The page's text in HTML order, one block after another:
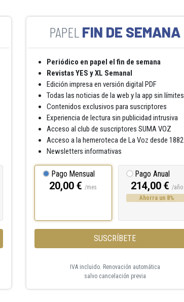
FIN DE SEMANA
Periódico en papel el fin de semana
Revistas YES y XL Semanal
Edición impresa en versión digital PDF
Todas las noticias de la web y la app sin límites
Contenidos exclusivos para suscriptores
Experiencia de lectura sin publicidad intrusiva
Acceso al club de suscriptores SUMA VOZ
Acceso a la hemeroteca de La Voz desde 1882
Newsletters informativas
Pago Mensual
20,00 €/mes
Pago Anual
214,00 €/año
Ahorra un 8%
SUSCRÍBETE
IVA incluido. Renovación automática
salvo cancelación previa